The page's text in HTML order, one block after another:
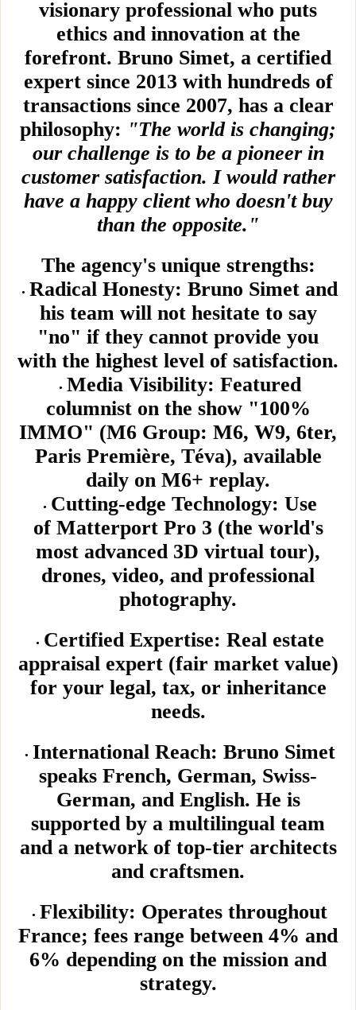
visionary professional who puts
ethics and innovation at the
forefront. Bruno Simet, a certified
expert since 2013 with hundreds of
transactions since 2007, has a clear
philosophy: "The world is changing;
our challenge is to be a pioneer in
customer satisfaction. I would rather
have a happy client who doesn't buy
than the opposite."
The agency's unique strengths:
Radical Honesty: Bruno Simet and
his team will not hesitate to say
"no" if they cannot provide you
with the highest level of satisfaction.
Media Visibility: Featured
columnist on the show "100%
IMMO" (M6 Group: M6, W9, 6ter,
Paris Première, Téva), available
daily on M6+ replay.
Cutting-edge Technology: Use
of Matterport Pro 3 (the world's
most advanced 3D virtual tour),
drones, video, and professional
photography.
Certified Expertise: Real estate
appraisal expert (fair market value)
for your legal, tax, or inheritance
needs.
International Reach: Bruno Simet
speaks French, German, Swiss-
German, and English. He is
supported by a multilingual team
and a network of top-tier architects
and craftsmen.
Flexibility: Operates throughout
France; fees range between 4% and
6% depending on the mission and
strategy.